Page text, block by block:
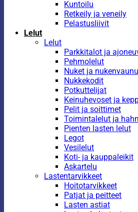
Kuntoilu
Retkeily ja veneily
Pelastusliivit
Lelut
Lelut
Parkkitalot ja
Pehmolelut
Nuket ja
Nukkekodit
Potkuttelijat
Keinuhevoset ja
Pelit ja soittimet
Toimintalelut ja
Pienten lasten lelut
Legot
Vesilelut
Koti- ja kauppaleikit
Askartelu
Lastentarvikkeet
Hoitotarvikkeet
Patjat ja peitteet
Lasten astiat